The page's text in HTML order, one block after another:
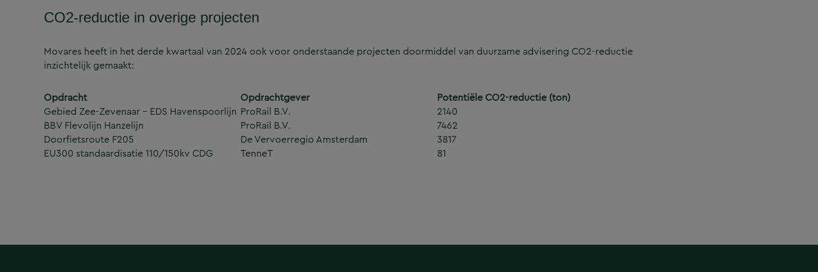
CO2-reductie in overige projecten
Movares heeft in het derde kwartaal van 2024 ook voor onderstaande projecten doormiddel van duurzame advisering CO2-reductie
inzichtelijk gemaakt:
Opdracht Opdrachtgever
Potentiële CO2-reductie (ton)
Gebied Zee-Zevenaar – EDS Havenspoorlijn ProRail B.V.
2140
BBV Flevolijn Hanzelijn
ProRail B.V.
7462
Doorfietsroute F205
De Vervoerregio Amsterdam
3817
EU300 standaardisatie 110/150kv CDG
TenneT 81